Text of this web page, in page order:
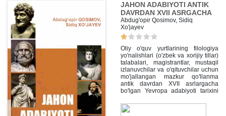
JAHON ADABIYOTI ANTIK
DAVRDAN XVII ASRGACHA
Abdug'opir Qosimov, Sidiq
Xo'jayev
Oliy o'quv yurtlarining filologiya
yo'nalishlari (o'zbek va xorijiy tillar)
talabalari, magistrantlar, mustaqil
izlanuvchilar va o'qituvchilar uchun
mo'jallangan mazkur qo'llanma
antik davrdan XVII asrlargacha
bo'lgan Yevropa adabiyoti tarixini